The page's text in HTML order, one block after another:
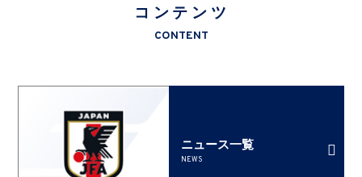
コンテンツ
CONTENT
ニュース一覧
NEWS